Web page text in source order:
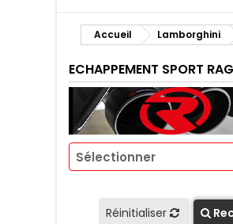
Accueil Lamborghini
ECHAPPEMENT SPORT
Sélectionner
Réinitialiser